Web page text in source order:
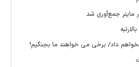
داد/ برخی می خواهند ما بجنگیم!